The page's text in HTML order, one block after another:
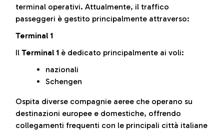
terminal operativi. Attualmente, il traffico
passeggeri è gestito principalmente attraverso:
Terminal 1
Il Terminal 1 è dedicato principalmente ai voli:
nazionali
Schengen
Ospita diverse compagnie aeree che operano su
destinazioni europee e domestiche, offrendo
collegamenti frequenti con le principali città italiane